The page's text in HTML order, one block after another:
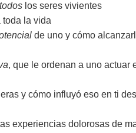
todos los seres vivientes
toda la vida
de uno y cómo
, que le ordenan a uno actuar
y cómo influyó eso en ti
experiencias dolorosas de